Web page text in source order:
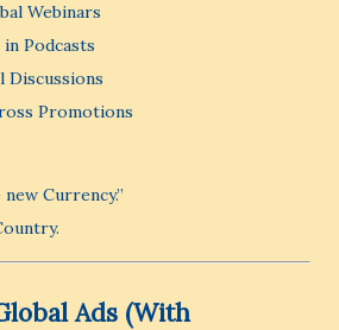
Webinars
Podcasts
Discussions
Promotions
Currency.”
Ads (With